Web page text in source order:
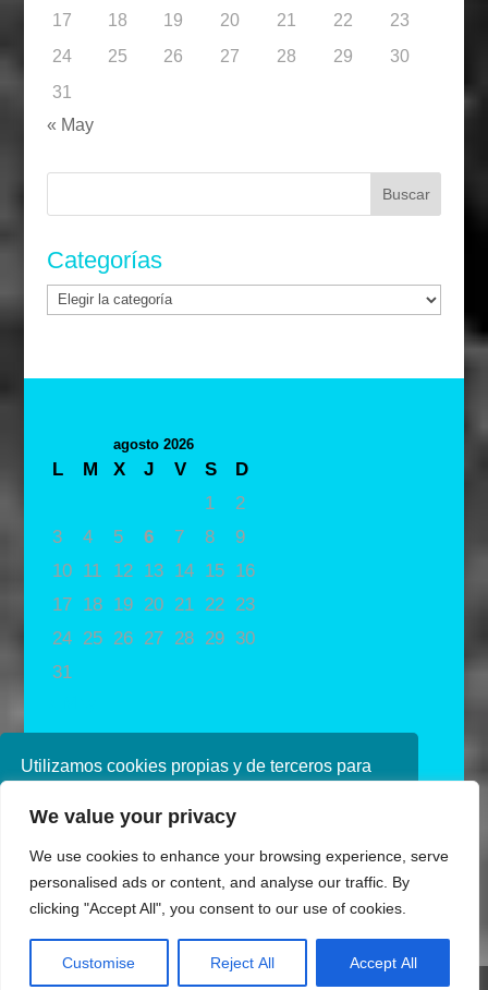
Utilizamos cookies propias y de terceros para
navegando, consideramos que acepta su uso.
política de cookies consulte nuestra
Política de
privacidad
We value your privacy
We use cookies to enhance your browsing experience, serve
personalised ads or content, and analyse our traffic. By
clicking "Accept All", you consent to our use of cookies.
Customise Reject All Accept All
17
18 19 20 21 22
23
24
25 26 27 28 29
30
31
« May
Categorías
Categorías
agosto 2026
L M X J V S
D
1
2
3
4 5 6 7 8
9
10
11 12 13 14 15
16
17
18 19 20 21 22
23
24
25 26 27 28 29 30
31
Diseñado por Ana de Miguel